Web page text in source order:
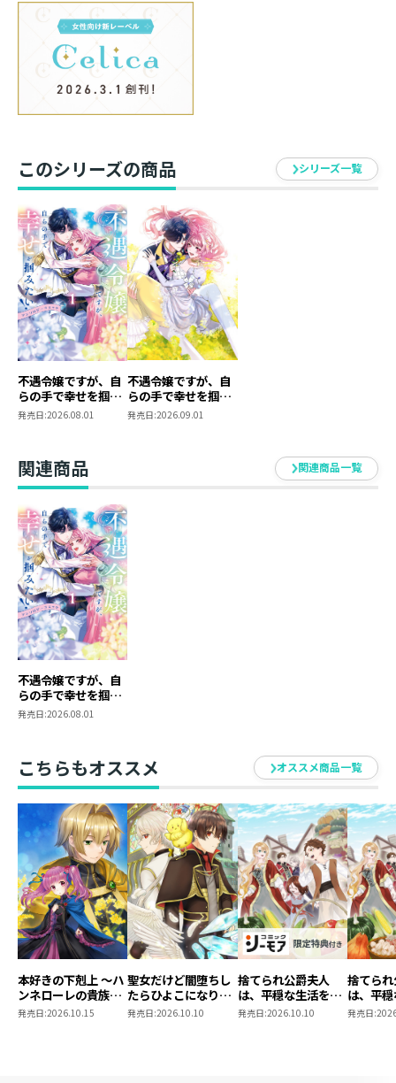
画：和泉潤 原作：たちばな立花
「婚約破棄を告げた傷モノ令嬢は、その溺愛に気づけな
い」漫画：青代理鶴
「死すらふたりを分かたない」漫画：宇佐見まる 原作：
千秋颯
「ヒロインとフラグが立ちそうなので、モブ令嬢は偽恋
幕府
このシリーズの商品 シリーズ一覧
不遇令嬢ですが、自
らの手で幸せを掴み
たい！ アンソロジー
コミック第１巻
発売日:2026.08.01
不遇令嬢ですが、自
らの手で幸せを掴み
たい！ アンソロジー
コミック第２巻
発売日:2026.09.01
関連商品 関連商品一覧
不遇令嬢ですが、自
らの手で幸せを掴み
たい！ アンソロジー
発売日:2026.08.01
こちらもオススメ オススメ商品一覧
本好きの下剋上 ～ハ
ンネローレの貴族院
五年生～ 「恋してみ
発売日:2026.10.15
聖女だけど闇堕ちし
たらひよこになりま
した！@COMIC 第4
発売日:2026.10.10
捨てられ公爵夫人
は、平穏な生活をお
望みのようです
発売日:2026.10.10
捨てら
は、平
望みの
発売日: